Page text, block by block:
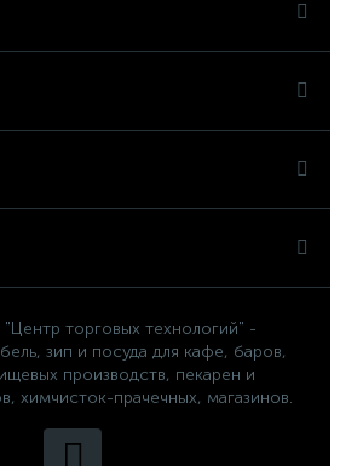
торговых технологий" -
зип и посуда для кафе, баров,
производств, пекарен и
химчисток-прачечных, магазинов.